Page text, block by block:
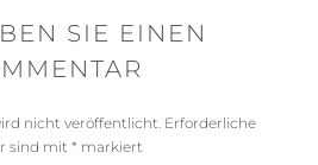
SIE EINEN
nicht veröffentlicht. Erforderliche
sind mit * markiert